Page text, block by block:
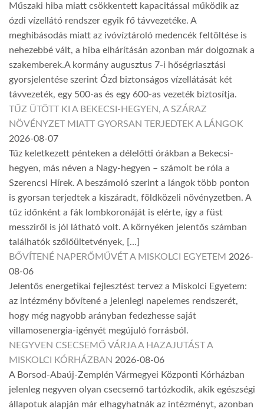
Műszaki hiba miatt csökkentett kapacitással működik az
ózdi vízellátó rendszer egyik fő távvezetéke. A
meghibásodás miatt az ivóvíztároló medencék feltöltése is
nehezebbé vált, a hiba elhárításán azonban már dolgoznak a
szakemberek.A kormány augusztus 7-i hőségriasztási
gyorsjelentése szerint Ózd biztonságos vízellátását két
távvezeték, egy 500-as és egy 600-as vezeték biztosítja.
TŰZ ÜTÖTT KI A BEKECSI-HEGYEN, A SZÁRAZ
NÖVÉNYZET MIATT GYORSAN TERJEDTEK A LÁNGOK
2026-08-07
Tűz keletkezett pénteken a délelőtti órákban a Bekecsi-
hegyen, más néven a Nagy-hegyen – számolt be róla a
Szerencsi Hírek. A beszámoló szerint a lángok több ponton
is gyorsan terjedtek a kiszáradt, földközeli növényzetben. A
tűz időnként a fák lombkoronáját is elérte, így a füst
messziről is jól látható volt. A környéken jelentős számban
találhatók szőlőültetvények, […]
BŐVÍTENÉ NAPERŐMŰVÉT A MISKOLCI EGYETEM 2026-
08-06
Jelentős energetikai fejlesztést tervez a Miskolci Egyetem:
az intézmény bővítené a jelenlegi napelemes rendszerét,
hogy még nagyobb arányban fedezhesse saját
villamosenergia-igényét megújuló forrásból.
NEGYVEN CSECSEMŐ VÁRJA A HAZAJUTÁST A
MISKOLCI KÓRHÁZBAN 2026-08-06
A Borsod-Abaúj-Zemplén Vármegyei Központi Kórházban
jelenleg negyven olyan csecsemő tartózkodik, akik egészségi
állapotuk alapján már elhagyhatnák az intézményt, azonban